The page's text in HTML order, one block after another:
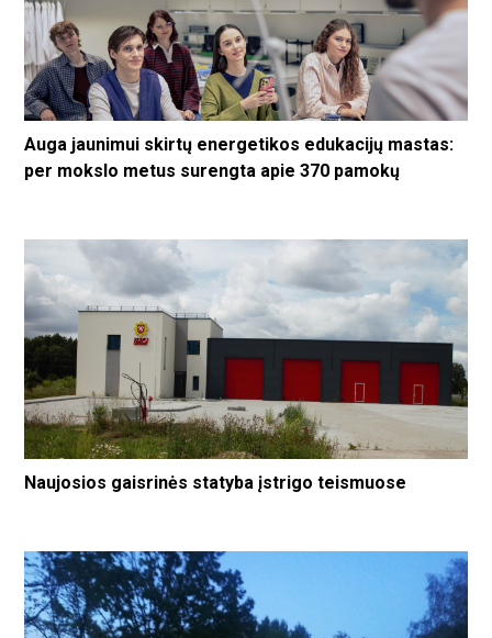
Auga jaunimui skirtų energetikos edukacijų mastas:
per mokslo metus surengta apie 370 pamokų
Naujosios gaisrinės statyba įstrigo teismuose